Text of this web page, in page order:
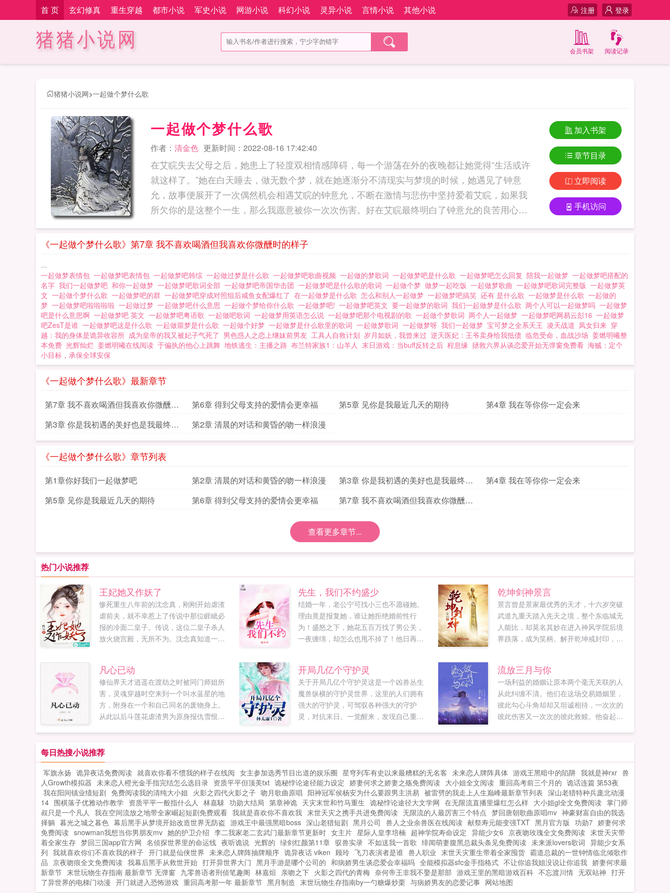
首 页 玄幻修真 重生穿越 都市小说 军史小说 网游小说 科幻小说 灵异小说 言情小说 其他小说 登录
注册
猪猪小说网 阅读记录
会员书架
猪猪小说网>一起做个梦什么歌
一起做个梦什么歌
作者： 清金色 更新时间：2022-08-16 17:42:40
在艾睆失去父母之后，她患上了轻度双相情感障碍，每一个游荡在外的夜晚都让她觉得“生活或许
就这样了。”她在白天睡去，做无数个梦，就在她逐渐分不清现实与梦境的时候，她遇见了钟意
允，故事便展开了一次偶然机会相遇艾睆的钟意允，不断在激情与悲伤中坚持爱着艾睆，如果我
所欠你的是这整个一生，那么我愿意被你一次次伤害。好在艾睆最终明白了钟意允的良苦用心，
场梦？ 清金色
加入书架
章节目录
立即阅读
手机访问
《一起做个梦什么歌》第7章 我不喜欢喝酒但我喜欢你微醺时的样子
...
一起做梦表情包 一起做梦吧表情包 一起做梦吧韩综 一起做过梦是什么歌 一起做梦吧歌曲视频 一起做的梦歌词 一起做梦吧是什么歌 一起做梦吧怎么回复 陪我一起做梦 一起做梦吧搭配的
名字 我们一起做梦吧 和你一起做梦 一起做梦吧歌词全部 一起做梦吧帝国华击团 一起做梦吧是什么歌的歌词 一起做个梦 做梦一起吃饭 一起做梦歌曲 一起做梦吧歌词完整版 一起做梦英
文 一起做个梦什么歌 一起做梦吧的群 一起做梦吧穿成对照组后咸鱼女配爆红了 在一起做梦是什么歌 怎么和别人一起做梦 一起做梦吧搞笑 还有 是什么歌 一起做梦是什么歌 一起做的
梦 一起做梦吧啦啦啦啦 一起做过梦 一起做梦吧什么意思 一起做个梦给你什么歌 一起做梦吧! 一起做梦吧英文 要一起做梦的歌词 我们一起做梦是什么歌 两个人可以一起做梦吗 一起做梦
吧是什么意思啊 一起做梦吧 英文 一起做梦吧粤语歌 一起做吧歌词 一起做梦用英语怎么说 一起做梦吧那个电视剧的歌 一起做个梦歌词 两个人一起做梦 一起做梦吧网易云彭16 一起做梦
吧ZesT是谁 一起做梦吧这是什么歌 一起做噩梦是什么歌 一起做个好梦 一起做梦是什么歌里的歌词 一起做梦歌词 一起做梦呀 我们一起做梦 宝可梦之全系天王 凌天战道 凤女归来 穿
越：我的身体是诡异收容所 成为皇帝的我又被妃子气死了 男色惑人之恋上继妹前男友 工具人自救计划 岁月如妖，我曾来过 逆天医妃：王爷卖身给我抵债 临危受命，血战沙场 姜燃明曦整
本免费 光辉灿烂 姜燃明曦在线阅读 于偏执的他心上跳舞 地铁逃生：主播之路 布兰特家族1：山羊人 末日游戏：当buff反转之后 程息缘 拯救六界从谈恋爱开始无弹窗免费看 海贼：定个
小目标，承保全球安保
《一起做个梦什么歌》最新章节
第7章 我不喜欢喝酒但我喜欢你微醺时
的样子
第6章 得到父母支持的爱情会更幸福 第5章 见你是我最近几天的期待
第4章 我在等你你一定会来
第3章 你是我初遇的美好也是我最终的
归宿
第2章 清晨的对话和黄昏的吻一样浪漫
《一起做个梦什么歌》章节列表
第1章你好我们一起做梦吧 第2章 清晨的对话和黄昏的吻一样浪漫
第3章 你是我初遇的美好也是我最终的
归宿
第4章 我在等你你一定会来
第5章 见你是我最近几天的期待
第6章 得到父母支持的爱情会更幸福
第7章 我不喜欢喝酒但我喜欢你微醺时
查看更多章节...
热门小说推荐
王妃她又作妖了
惨死重生八年前的沈念真，刚刚开始虐渣
虐前夫，就不幸惹上了传说中那位睚眦必
报的冷面二皇子。传说，这位二皇子杀人
放火烧宫殿，无所不为。沈念真知道一个
动退婚。最后，成功的让二皇子将婚期足
足提前了一年，迫不及待想将她这只披着
白兔皮的小狐狸拆吃入腹。沈念真欲哭无
泪，做最后的挣扎反正王爷要的是软娇的
美娇娘，娶谁不是娶啊？娶一个不如娶两...
先生，我们不约盛少
结婚一年，老公宁可找小三也不愿碰她。
理由竟是报复她，谁让她拒绝婚前性行
为！盛怒之下，她花五百万找了男公关，
一夜缠绵，却怎么也甩不掉了！他日再
心求复合的难缠前夫，还有每次碰到她一
身狼狈的高富帅，究竟谁才是她的此生良
人...
乾坤剑神景言
景言曾是景家最优秀的天才，十六岁突破
武道九重天踏入先天之境，整个东临城无
人能比，却莫名其妙在进入神风学院后境
界跌落，成为笑柄。解开乾坤戒封印，重
凡心已动
修仙界天才逍遥在渡劫之时被同门师姐所
害，灵魂穿越时空来到一个叫水蓝星的地
方，附身在一个和自己同名的废物身上。
从此以后斗莲花虐渣男为原身报仇雪恨。
萧瑶忍本站为书迷更新凡心已动最新章
节，查看老娘四十所撰魔法凡心已动的最
新章节免费在线阅读。...
开局几亿个守护灵
关于开局几亿个守护灵这是一个凶兽丛生
魔兽纵横的守护灵世界，这里的人们拥有
强大的守护灵，可驾驭各种强大的守护
灵，对抗末日。一觉醒来，发现自己重生
灵！孙悟空守护灵（SSS级）吾乃花果山美
猴王齐天大圣是也！玉皇大帝守护灵
（SSSS级）制霸六界，乃本帝之夙愿！元
始天尊守护灵（SSSSSSS级）入我玉虚
宫，修我玄...
流放三月与你
一场利益的婚姻让原本两个毫无关联的人
从此纠缠不清。他们在这场交易婚姻里，
彼此勾心斗角却却又坦诚相待，一次次的
彼此伤害又一次次的彼此救赎。他奋起直
起的邪魅弧度ampldquo亲爱的，是你先招
惹...
每日热搜小说推荐
军旗永扬 诡异夜话免费阅读 就喜欢你看不惯我的样子在线阅 女主参加选秀节目出道的娱乐圈 星穹列车有史以来最糟糕的无名客 未来恋人牌阵具体 游戏王黑暗中的陷阱 我就是神rxr 兽
人Growth模拟器 未来恋人橙光金手指完结怎么选目录 资质平平但顶美txt 诡秘悖论途径能力设定 娇妻何求之娇妻之殇免费阅读 大小姐全文阅读 重回高考前三个月的 诡话连篇 第53夜
我在阳间镇业绩短剧 免费阅读我的清纯大小姐 火影之四代火影之子 吻月歌曲原唱 阳神冠军侯杨安为什么要跟男主洪易 被雷劈的我走上人生巅峰最新章节列表 深山老猎特种兵庞北动漫
14 围棋落子优雅动作教学 资质平平一般指什么人 林嘉駷 功勋大结局 第章神诡 天灾末世和竹马重生 诡秘悖论途径大文学网 在无限流直播里爆红怎么样 大小姐gl全文免费阅读 掌门师
叔只是一个凡人 我在空间流放之地带全家崛起短剧免费观看 我就是喜欢你不喜欢我 末世天灾之携手共进免费阅读 无限流的人最厉害三个特点 梦回唐朝歌曲原唱mv 神豪财富自由的我选
择躺 暮光之城之暮色 幕后黑手从梦境开始改造世界无防盗 游戏王中最强黑暗boss 深山老猎短剧 黑月公司 兽人之业余兽医在线阅读 献祭寿元能变强TXT 黑月官方版 功勋7 娇妻何求
免费阅读 snowman我想当你男朋友mv 她的护卫介绍 李二我家老二玄武门最新章节更新时 女主片 星际人皇李培楠 超神学院寿命设定 异能少女6 京夜吻玫瑰全文免费阅读 末世天灾带
着全家生存 梦回三国app官方网 名侦探世界里的命运线 夜听诡说 光辉的 绿剑红颜第11章 驭兽实录 不如送我一首歌 绯闻萌妻腹黑总裁头条见免费阅读 未来派lovers歌词 异能少女系
列 我就喜欢你们不喜欢我的样子 开门就是仙侠世界 未来恋人牌阵抽牌顺序 诡异夜话 viken 顾玲 飞刀表演者是谁 兽人职业 末世天灾重生带着全家囤货 霸道总裁的一世钟情临北倾歌作
品 京夜吻痕全文免费阅读 我幕后黑手从救世开始 打开异世界大门 黑月手游是哪个公司的 和病娇男生谈恋爱会幸福吗 全能模拟器sfc金手指格式 不让你追我姐没说让你追我 娇妻何求最
新章节 末世玩物生存指南 最新章节 无弹窗 九零兽语者刑侦笔趣阁 林嘉烜 亲吻之下 火影之四代的青梅 奈何帝王非我不娶是那部 游戏王里的黑暗游戏百科 不忘渡川情 无双站神 打开
了异世界的电梯门动漫 开门就进入恐怖游戏 重回高考那一年 最新章节 黑月制造 末世玩物生存指南by一勺糖爆炒栗 与病娇男友的恋爱记事 网站地图